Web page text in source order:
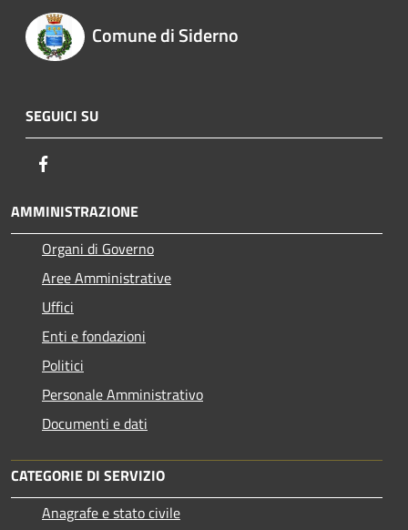
Comune di Siderno
SEGUICI SU
AMMINISTRAZIONE
Organi di Governo
Aree Amministrative
Uffici
Enti e fondazioni
Politici
Personale Amministrativo
Documenti e dati
CATEGORIE DI SERVIZIO
Anagrafe e stato civile